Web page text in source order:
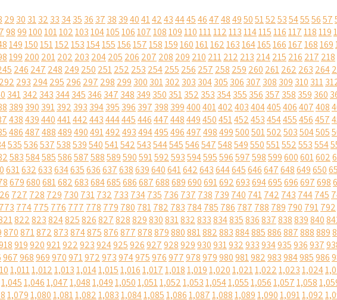
29 30 3132 33 3435 36 37 38 39404142434445464748495051525354555657
9899100101102103104105106107108109110111112113114115116117118119
149150151152153154155156157158159160161162163164165166167168169
199 200 201202 203 204205 206 207 208 209 210 211212 213 214215 216 217 218
246 247 248 249 250 251252 253 254255 256 257 258 259 260 261262 263 264
292 293 294295 296 297 298 299 300 301302 303 304305 306 307 308 309 310 311
341342 343 344345 346 347 348 349 350 351352 353 354355 356 357 358 359 360
389 390 391392 393 394395 396 397 398 399400401402403404405406407408
438439440441442443444445446447448449450451452453454455456457
486487488489490491492493494495496497498499500501502503504505
535536537538539540541542543544545546547548549550551552553554
583584585586587588589590591592593594595596597598599600601602
631632633634635636637638639640641642643644645646647648649650
679680681682683684685686687688689690691692693694695696697698
727 728 729 730 731732 733 734735 736 737 738 739 740 741742 743 744745
773 774775 776 777 778 779 780 781782 783 784785 786 787 788 789 790 791792
822823824825826827828829830831832833834835836837838839840
870871872873874875876877878879880881882883884885886887888889
919920921922923924925926927928929930931932933934935936937
967968969970971972973974975976977978979980981982983984985986
1,0111,0121,0131,0141,0151,0161,0171,0181,0191,0201,0211,0221,0231,024
1,0451,0461,0471,0481,0491,0501,0511,0521,0531,0541,0551,0561,0571,058
1,0791,0801,0811,0821,0831,0841,0851,0861,0871,0881,0891,0901,0911,092